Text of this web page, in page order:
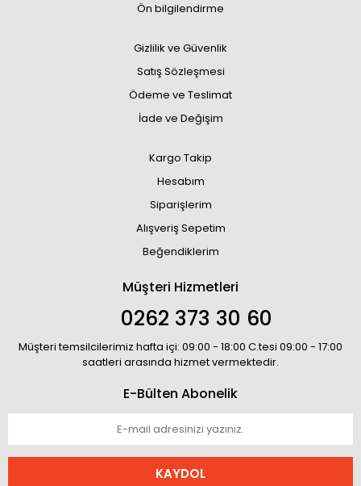
Ön bilgilendirme
Gizlilik ve Güvenlik
Satış Sözleşmesi
Ödeme ve Teslimat
İade ve Değişim
Kargo Takip
Hesabım
Siparişlerim
Alışveriş Sepetim
Beğendiklerim
Müşteri Hizmetleri
0262 373 30 60
Müşteri temsilcilerimiz hafta içi: 09:00 - 18:00 C.tesi 09:00 - 17:00
saatleri arasında hizmet vermektedir.
E-Bülten Abonelik
KAYDOL